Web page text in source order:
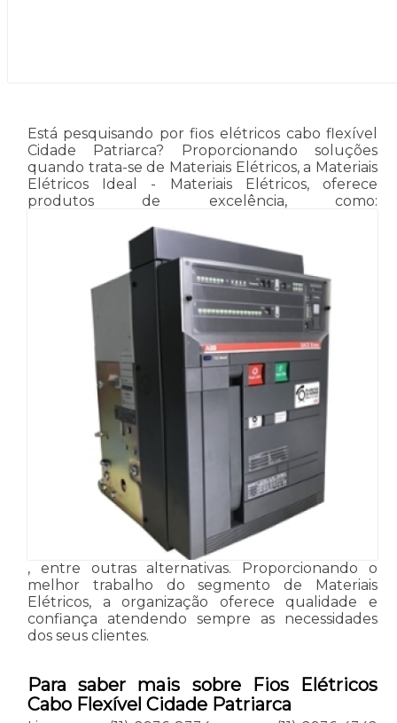
Está pesquisando por fios elétricos cabo flexível
Cidade Patriarca? Proporcionando soluções
quando trata-se de Materiais Elétricos, a Materiais
Elétricos Ideal - Materiais Elétricos, oferece
produtos de excelência, como:
, entre outras alternativas. Proporcionando o
melhor trabalho do segmento de Materiais
Elétricos, a organização oferece qualidade e
confiança atendendo sempre as necessidades
dos seus clientes.
Para saber mais sobre Fios Elétricos
Cabo Flexível Cidade Patriarca